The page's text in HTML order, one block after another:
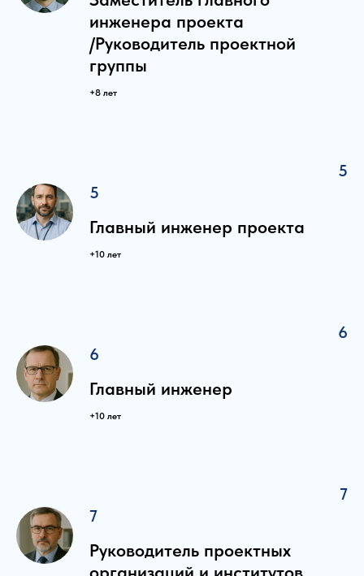
инженера проекта
/Руководитель проектной
группы
+8 лет
5
5
Главный инженер проекта
+10 лет
6
6
Главный инженер
+10 лет
7
7
Руководитель проектных